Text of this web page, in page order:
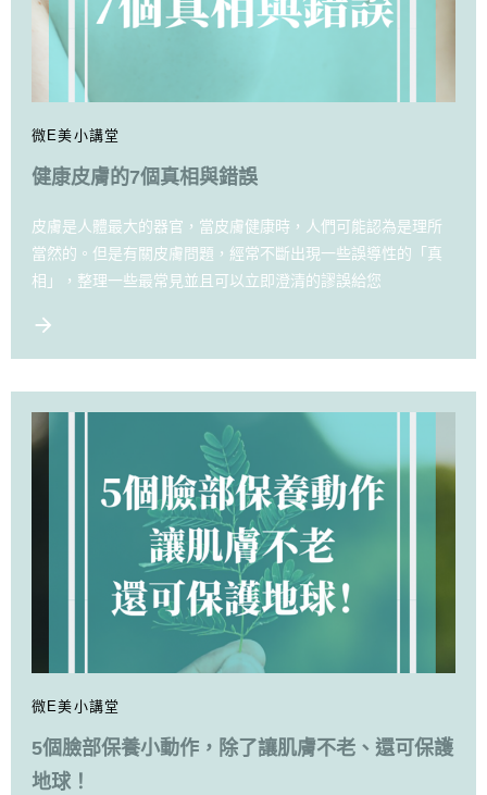
微E美小講堂
健康皮膚的7個真相與錯誤
皮膚是人體最大的器官，當皮膚健康時，人們可能認為是理所
當然的。但是有關皮膚問題，經常不斷出現一些誤導性的「真
相」，整理一些最常見並且可以立即澄清的謬誤給您
微E美小講堂
5個臉部保養小動作，除了讓肌膚不老、還可保護
地球！